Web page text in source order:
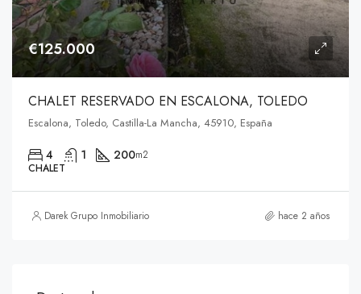
€125.000
CHALET RESERVADO EN ESCALONA, TOLEDO
Escalona, Toledo, Castilla-La Mancha, 45910, España
4 1 200m2
CHALET
Darek Grupo Inmobiliario hace 2 años